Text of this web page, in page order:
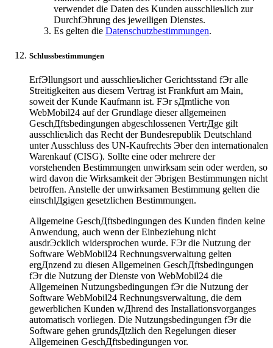
verwendet die Daten des Kunden ausschlieъlich zur
DurchfЭhrung des jeweiligen Dienstes.
Es gelten die Datenschutzbestimmungen.
Schlussbestimmungen
ErfЭllungsort und ausschlieъlicher Gerichtsstand fЭr alle
Streitigkeiten aus diesem Vertrag ist Frankfurt am Main,
soweit der Kunde Kaufmann ist. FЭr sДmtliche von
WebMobil24 auf der Grundlage dieser allgemeinen
GeschДftsbedingungen abgeschlossenen VertrДge gilt
ausschlieъlich das Recht der Bundesrepublik Deutschland
unter Ausschluss des UN-Kaufrechts Эber den internationalen
Warenkauf (CISG). Sollte eine oder mehrere der
vorstehenden Bestimmungen unwirksam sein oder werden, so
wird davon die Wirksamkeit der Эbrigen Bestimmungen nicht
betroffen. Anstelle der unwirksamen Bestimmung gelten die
einschlДgigen gesetzlichen Bestimmungen.
Allgemeine GeschДftsbedingungen des Kunden finden keine
Anwendung, auch wenn der Einbeziehung nicht
ausdrЭcklich widersprochen wurde. FЭr die Nutzung der
Software WebMobil24 Rechnungsverwaltung gelten
ergДnzend zu diesen Allgemeinen GeschДftsbedingungen
fЭr die Nutzung der Dienste von WebMobil24 die
Allgemeinen Nutzungsbedingungen fЭr die Nutzung der
Software WebMobil24 Rechnungsverwaltung, die dem
gewerblichen Kunden wДhrend des Installationsvorganges
automatisch vorliegen. Die Nutzungsbedingungen fЭr die
Software gehen grundsДtzlich den Regelungen dieser
Allgemeinen GeschДftsbedingungen vor.